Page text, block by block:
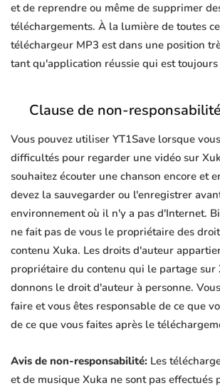
et de reprendre ou même de supprimer
téléchargements. À la lumière de toutes
téléchargeur MP3 est dans une position
tant qu'application réussie qui est toujours
Clause de non-
Vous pouvez utiliser YT1Save lorsque
difficultés pour regarder une vidéo sur
souhaitez écouter une chanson encore et
devez la sauvegarder ou l'enregistrer
environnement où il n'y a pas d'Internet.
ne fait pas de vous le propriétaire des
contenu Xuka. Les droits d'auteur
propriétaire du contenu qui le partage sur
donnons le droit d'auteur à personne.
faire et vous êtes responsable de ce que
de ce que vous faites après le
Avis de non-responsabilité: Les
et de musique Xuka ne sont pas effectués